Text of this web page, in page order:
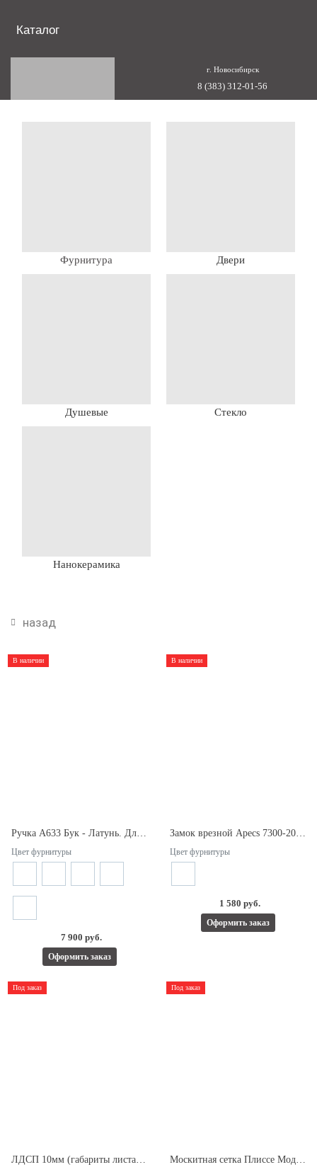
Каталог
г. Новосибирск
8 (383) 312-01-56
Фурнитура Двери
Душевые Стекло
Нанокерамика
назад
В наличии
Цвет фурнитуры
7 900 руб.
Оформить заказ
В наличии
Цвет фурнитуры
1 580 руб.
Оформить заказ
Под заказ
ЛДСП 10мм (габариты листа 2800*2070).
Под заказ
Москитная сетка Плиссе Модель 1.